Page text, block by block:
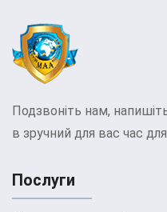
Подзвоніть нам,
в зручний для вас час
Послуги